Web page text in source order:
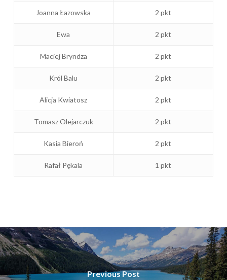
Joanna Łazowska 2 pkt
Ewa 2 pkt
Maciej Bryndza 2 pkt
Król Balu 2 pkt
Alicja Kwiatosz 2 pkt
Tomasz Olejarczuk 2 pkt
Kasia Bieroń 2 pkt
Rafał Pękala 1 pkt
Previous Post